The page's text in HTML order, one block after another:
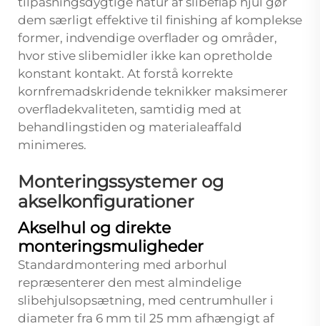
dem særligt effektive til finishing af komplekse
former, indvendige overflader og områder,
hvor stive slibemidler ikke kan opretholde
konstant kontakt. At forstå korrekte
kornfremadskridende teknikker maksimerer
overfladekvaliteten, samtidig med at
behandlingstiden og materialeaffald
minimeres.
Monteringssystemer og
akselkonfigurationer
Akselhul og direkte
monteringsmuligheder
Standardmontering med arborhul
repræsenterer den mest almindelige
slibehjulsopsætning, med centrumhuller i
diameter fra 6 mm til 25 mm afhængigt af